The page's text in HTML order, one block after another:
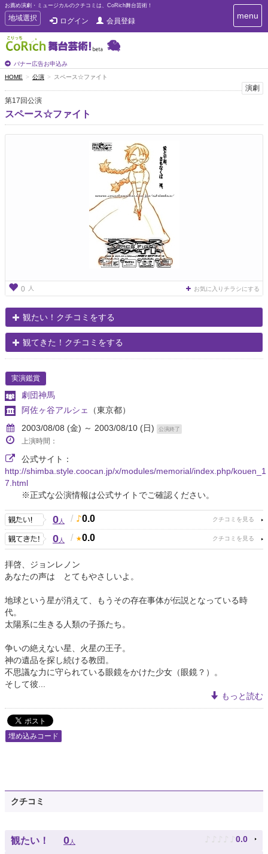
お薦め演劇・ミュージカルのクチコミは、CoRich舞台芸術！
T
o
g
g
e
n
a
v
i
g
地域選択 ログイン 会員登録
バナー広告お申込み
T
o
i
g
menu
HOME 公演 スペース☆ファイト
演劇
第17回公演
スペース☆ファイト
0 人 お気に入りチラシにする
観たい！クチコミをする
観てきた！クチコミをする
実演鑑賞
劇団神馬
阿佐ヶ谷アルシェ
（東京都）
2003/08/08 (金) ～ 2003/08/10 (日)
公演終了
上演時間：
公式サイト：
http://shimba.style.coocan.jp/x/modules/memorial/index.php/kouen_1
7.html
※正式な公演情報は公式サイトでご確認ください。
0人 / 0.0
0人 / 0.0
拝啓、ジョンレノン
あなたの声は とてもやさしいよ。
地球という星が消えて、もうその存在事体が伝説となっている時
代。
太陽系に生きる人類の子孫たち。
争いの絶えない星、火星の王子。
神の遺品を探し続ける教団。
不思議な力に守られている眼鏡をかけた少女（眼鏡？）。
そして彼...
もっと読む
埋め込みコード
クチコミ
観たい！ 0人 ♪ ♪ ♪ ♪ ♪ 0.0